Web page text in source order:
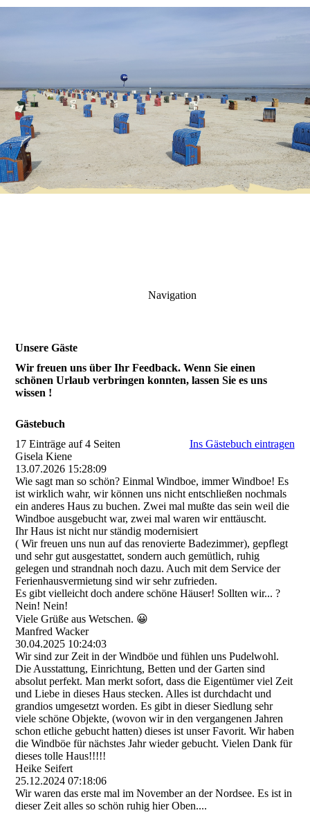
Navigation
Unsere Gäste
Wir freuen uns über Ihr Feedback. Wenn Sie einen
schönen Urlaub verbringen konnten, lassen Sie es uns
wissen !
Gästebuch
17 Einträge auf 4 Seiten
Ins Gästebuch eintragen
Gisela Kiene
13.07.2026 15:28:09
Wie sagt man so schön? Einmal Windboe, immer Windboe! Es
ist wirklich wahr, wir können uns nicht entschließen nochmals
ein anderes Haus zu buchen. Zwei mal mußte das sein weil die
Windboe ausgebucht war, zwei mal waren wir enttäuscht.
Ihr Haus ist nicht nur ständig modernisiert
( Wir freuen uns nun auf das renovierte Badezimmer), gepflegt
und sehr gut ausgestattet, sondern auch gemütlich, ruhig
gelegen und strandnah noch dazu. Auch mit dem Service der
Ferienhausvermietung sind wir sehr zufrieden.
Es gibt vielleicht doch andere schöne Häuser! Sollten wir... ?
Nein! Nein!
Viele Grüße aus Wetschen. 😀
Manfred Wacker
30.04.2025 10:24:03
Wir sind zur Zeit in der Windböe und fühlen uns Pudelwohl.
Die Ausstattung, Einrichtung, Betten und der Garten sind
absolut perfekt. Man merkt sofort, dass die Eigentümer viel Zeit
und Liebe in dieses Haus stecken. Alles ist durchdacht und
grandios umgesetzt worden. Es gibt in dieser Siedlung sehr
viele schöne Objekte, (wovon wir in den vergangenen Jahren
schon etliche gebucht hatten) dieses ist unser Favorit. Wir haben
die Windböe für nächstes Jahr wieder gebucht. Vielen Dank für
dieses tolle Haus!!!!!
Heike Seifert
25.12.2024 07:18:06
Wir waren das erste mal im November an der Nordsee. Es ist in
dieser Zeit alles so schön ruhig hier Oben....